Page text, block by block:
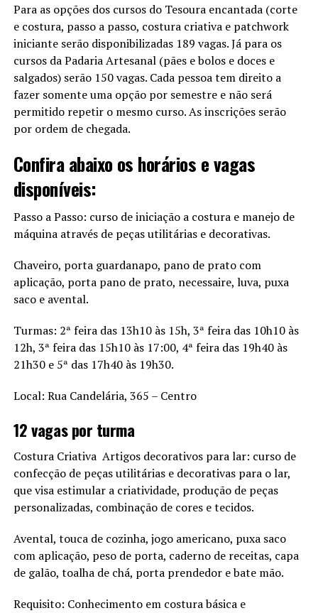
Para as opções dos cursos do Tesoura encantada (corte
e costura, passo a passo, costura criativa e patchwork
iniciante serão disponibilizadas 189 vagas. Já para os
cursos da Padaria Artesanal (pães e bolos e doces e
salgados) serão 150 vagas. Cada pessoa tem direito a
fazer somente uma opção por semestre e não será
permitido repetir o mesmo curso. As inscrições serão
por ordem de chegada.
Confira abaixo os horários e vagas
disponíveis:
Passo a Passo: curso de iniciação a costura e manejo de
máquina através de peças utilitárias e decorativas.
Chaveiro, porta guardanapo, pano de prato com
aplicação, porta pano de prato, necessaire, luva, puxa
saco e avental.
Turmas: 2ª feira das 13h10 às 15h, 3ª feira das 10h10 às
12h, 3ª feira das 15h10 às 17:00, 4ª feira das 19h40 às
21h30 e 5ª das 17h40 às 19h30.
Local: Rua Candelária, 365 – Centro
12 vagas por turma
Costura Criativa  Artigos decorativos para lar: curso de
confecção de peças utilitárias e decorativas para o lar,
que visa estimular a criatividade, produção de peças
personalizadas, combinação de cores e tecidos.
Avental, touca de cozinha, jogo americano, puxa saco
com aplicação, peso de porta, caderno de receitas, capa
de galão, toalha de chá, porta prendedor e bate mão.
Requisito: Conhecimento em costura básica e